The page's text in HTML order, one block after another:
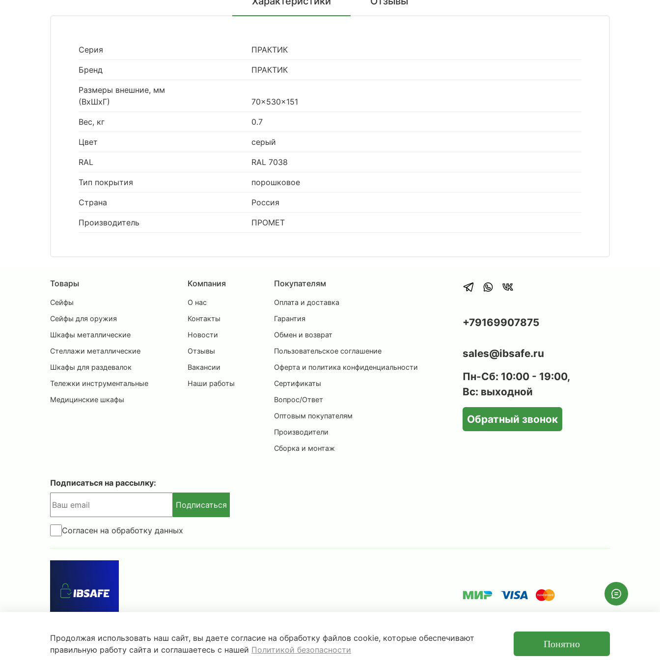
Серия ПРАКТИК
Бренд ПРАКТИК
Размеры внешние, мм
(ВхШхГ)
70x530x151
Вес, кг 0.7
Цвет серый
RAL RAL 7038
Тип покрытия порошковое
Страна Россия
Производитель ПРОМЕТ
Товары
Сейфы
Сейфы для оружия
Шкафы металлические
Стеллажи металлические
Шкафы для раздевалок
Тележки инструментальные
Медицинские шкафы
Компания
О нас
Контакты
Новости
Отзывы
Вакансии
Наши работы
Покупателям
Оплата и доставка
Гарантия
Обмен и возврат
Пользовательское соглашение
Оферта и политика конфиденциальности
Сертификаты
Вопрос/Ответ
Оптовым покупателям
Производители
Сборка и монтаж
+79169907875
sales@ibsafe.ru
Пн-Сб: 10:00 - 19:00,
Вс: выходной
Обратный звонок
Подписаться на рассылку:
Подписаться
Согласен на обработку данных
© 2025-2026 IBSAFE.RU – Интернет-магазин сейфов и металлической мебели.
Информация о розничных ценах, технических характеристиках, наличии на складе носит справочный характер и не является публичной офертой.
Продолжая использовать наш сайт, вы даете согласие на обработку файлов cookie, которые обеспечивают
правильную работу сайта и соглашаетесь с нашей Политикой безопасности
Понятно